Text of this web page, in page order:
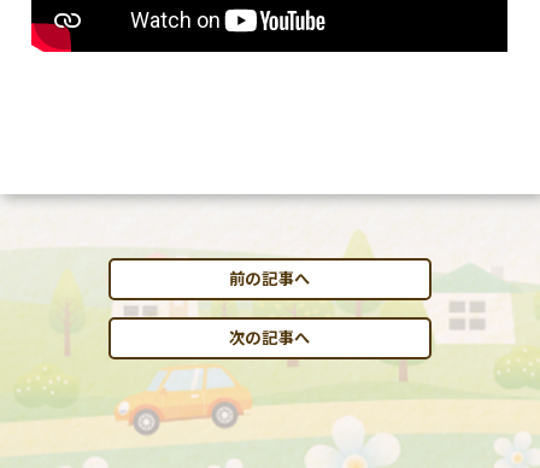
前の記事へ
次の記事へ